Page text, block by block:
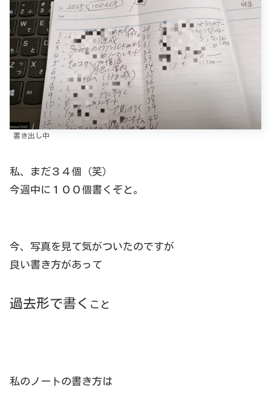
書き出し中
私、まだ３４個（笑）
今週中に１００個書くぞと。
今、写真を見て気がついたのですが
良い書き方があって
過去形で書く こと
私のノートの書き方は